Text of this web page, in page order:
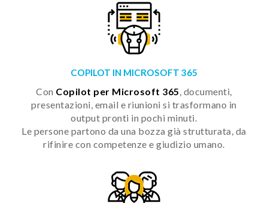
COPILOT IN MICROSOFT 365
Con Copilot per Microsoft 365, documenti,
presentazioni, email e riunioni si trasformano in
output pronti in pochi minuti.
Le persone partono da una bozza già strutturata, da
rifinire con competenze e giudizio umano.